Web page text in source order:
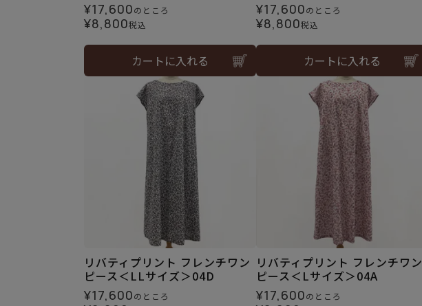
¥17,600のところ
¥8,800税込
カートに入れる
¥17,600のところ
¥8,800税込
カートに入れる
リバティプリント フレンチワン
ピース＜LLサイズ＞04D
¥17,600のところ
リバティプリント フレンチワン
ピース＜Lサイズ＞04A
¥17,600のところ